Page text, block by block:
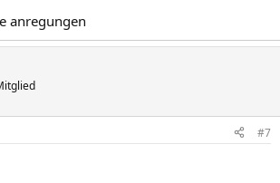
anregungen
#7